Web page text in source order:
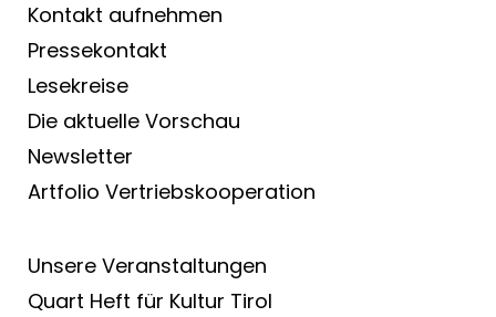
Kontakt aufnehmen
Pressekontakt
Lesekreise
Die aktuelle Vorschau
Newsletter
Artfolio Vertriebs­kooperation
Unsere Veranstaltungen
Quart Heft für Kultur Tirol